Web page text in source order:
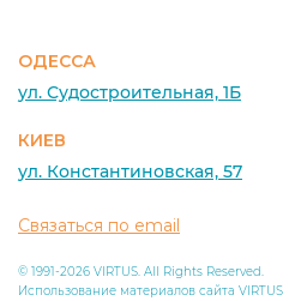
ОДЕССА
ул. Судостроительная, 1Б
КИЕВ
ул. Константиновская, 57
Связаться по email
© 1991-2026 VIRTUS. All Rights Reserved.
Использование материалов сайта VIRTUS